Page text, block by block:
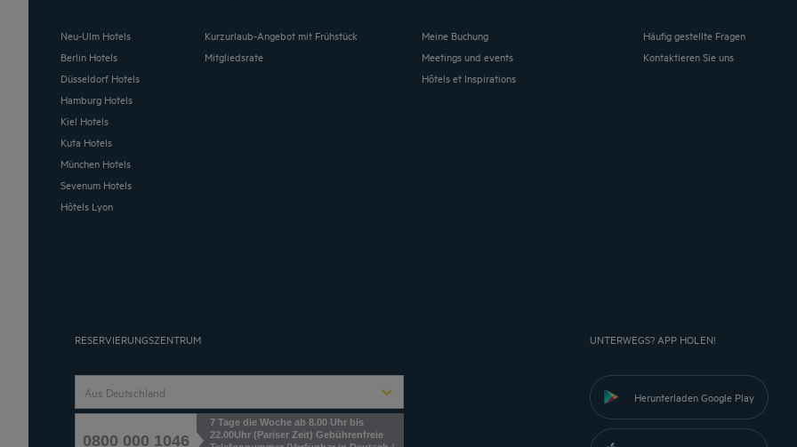
Neu-Ulm Hotels
Berlin Hotels
Düsseldorf Hotels
Hamburg Hotels
Kiel Hotels
Kuta Hotels
München Hotels
Sevenum Hotels
Hôtels Lyon
Kurzurlaub-Angebot mit Frühstück
Mitgliedsrate
Meine Buchung
Meetings und events
Hôtels et Inspirations
Häufig gestellte Fragen
Kontaktieren Sie uns
RESERVIERUNGSZENTRUM
Aus Deutschland
0800 000 1046
7 Tage die Woche ab 8.00 Uhr bis
22.00Uhr (Pariser Zeit) Gebührenfreie
UNTERWEGS? APP HOLEN!
Herunterladen Google Play